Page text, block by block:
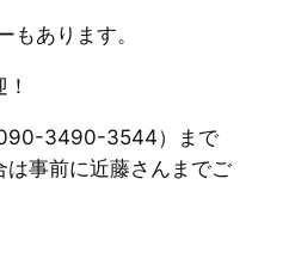
もあります。
3490-3544）まで
事前に近藤さんまでご